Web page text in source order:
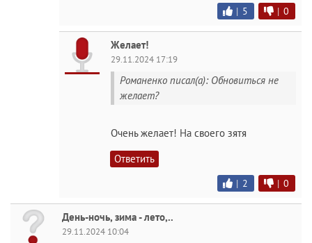
| 5 | 0
Желает!
29.11.2024 17:19
Романенко писал(а): Обновиться не
желает?
Очень желает! На своего зятя
Ответить
| 2 | 0
День-ночь, зима - лето,..
29.11.2024 10:04